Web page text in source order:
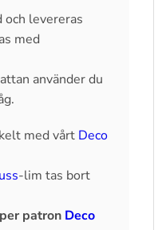
levereras
med
använder du
med vårt Deco
-lim tas bort
patron Deco